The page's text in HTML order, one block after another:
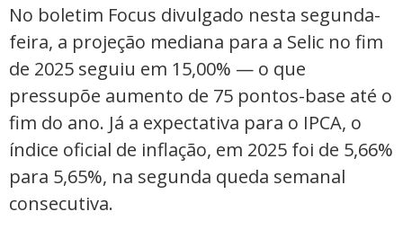
No boletim Focus divulgado nesta segunda-
feira, a projeção mediana para a Selic no fim
de 2025 seguiu em 15,00% — o que
pressupõe aumento de 75 pontos-base até o
fim do ano. Já a expectativa para o IPCA, o
índice oficial de inflação, em 2025 foi de 5,66%
para 5,65%, na segunda queda semanal
consecutiva.